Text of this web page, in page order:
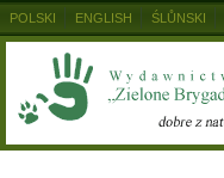
POLSKI ENGLISH ŚLŮNSKI